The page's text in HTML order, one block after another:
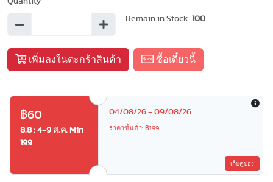
Remain in Stock: 100
เพิ่มลงในตะกร้าสินค้า ซื้อเดี๋ยวนี้
฿60
8.8 : 4-9 ส.ค. Min
199
04/08/26 - 09/08/26
ราคาขั้นต่ำ: ฿199
เก็บคูปอง